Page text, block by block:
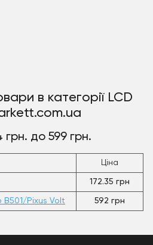
в категорії LCD
грн. до 599 грн.
Ціна
172.35 грн
B501/Pixus Volt 592 грн